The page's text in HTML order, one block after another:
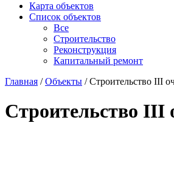
Карта объектов
Список объектов
Все
Строительство
Реконструкция
Капитальный ремонт
Главная /Объекты / Строительство III
Строительство III